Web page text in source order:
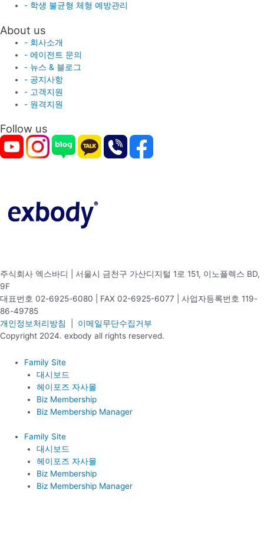
- 학생 불균형 체형 예방관리
About us
- 회사소개
- 에이전트 문의
- 뉴스 & 블로그
- 공지사항
- 고객지원
- 원격지원
Follow us
주식회사 엑스바디 | 서울시 금천구 가산디지털 1로 151, 이노플렉스 BD,
9F
대표번호 02-6925-6080 | FAX 02-6925-6077 | 사업자등록번호 119-
86-49785
개인정보처리방침
이메일무단수집거부
Copyright 2024. exbody all rights reserved.
Family Site
대시보드
헤이포즈 자사몰
Biz Membership
Biz Membership Manager
Family Site
대시보드
헤이포즈 자사몰
Biz Membership
Biz Membership Manager